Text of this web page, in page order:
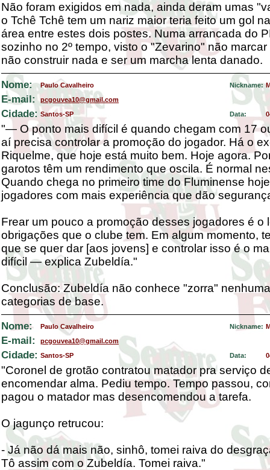
Não foram exigidos em nada, ainda deram umas
o Tchê Tchê tem um nariz maior teria feito um gol
área entre estes dois postes. Numa arrancada do
sozinho no 2º tempo, visto o "Zevarino" não
não construir nada e ser um marcha lenta danado.
Nome: Paulo Cavalheiro Nickname:
E-mail: pcgouvea10@gmail.com
Cidade: Santos-SP Data:
"— O ponto mais difícil é quando chegam com 17
aí precisa controlar a promoção do jogador. Há o
Riquelme, que hoje está muito bem. Hoje agora.
garotos têm um rendimento que oscila. É normal
Quando chega no primeiro time do Fluminense
jogadores com mais experiência que dão
Frear um pouco a promoção desses jogadores é o
obrigações que o clube tem. Em algum momento,
que se quer dar [aos jovens] e controlar isso é o
difícil — explica Zubeldía."
Conclusão: Zubeldía não conhece "zorra"
categorias de base.
Nome: Paulo Cavalheiro Nickname:
E-mail: pcgouvea10@gmail.com
Cidade: Santos-SP Data:
"Coronel de grotão contratou matador pra serviço
encomendar alma. Pediu tempo. Tempo passou,
pagou o matador mas desencomendou a tarefa.
O jagunço retrucou:
- Já não dá mais não, sinhô, tomei raiva do
Tô assim com o Zubeldía. Tomei raiva."